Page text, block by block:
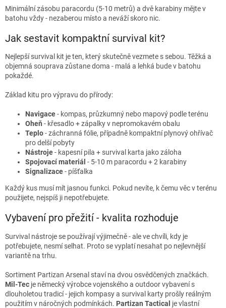
Minimální zásobu paracordu (5-10 metrů) a dvě karabiny mějte v
batohu vždy - nezaberou místo a neváží skoro nic.
Jak sestavit kompaktní survival kit?
Nejlepší survival kit je ten, který skutečně vezmete s sebou. Těžká a
objemná souprava zůstane doma - malá a lehká bude v batohu
pokaždé.
Základ kitu pro výpravu do přírody:
Navigace- kompas, průzkumný nebo mapový podle terénu
Oheň - křesadlo + zápalky v nepromokavém obalu
Teplo- záchranná fólie, případně kompaktní plynový ohřívač
pro delší pobyty
Nástroje- kapesní pila + survival karta jako záloha
Spojovací materiál - 5-10 m paracordu + 2 karabiny
Signalizace- píšťalka
Každý kus musí mít jasnou funkci. Pokud nevíte, k čemu věc v terénu
použijete, nejspíš ji nepotřebujete.
Vybavení pro přežití - kvalita rozhoduje
Survival nástroje se používají výjimečně - ale ve chvíli, kdy je
potřebujete, nesmí selhat. Proto se vyplatí nesahat po nejlevnější
variantě na trhu.
Sortiment Partizan Arsenal staví na dvou osvědčených značkách.
Mil-Tec je německý výrobce vojenského a outdoor vybavení s
dlouholetou tradicí - jejich kompasy a survival karty prošly reálným
použitím v náročných podmínkách. Partizan Tactical je vlastní